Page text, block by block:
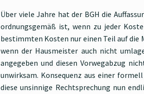
Über viele Jahre hat der BGH die
ordnungsgemäß ist, wenn zu jeder
bestimmten Kosten nur einen Teil auf die
wenn der Hausmeister auch nicht
angegeben und diesen Vorwegabzug
unwirksam. Konsequenz aus einer
diese unsinnige Rechtsprechung nun